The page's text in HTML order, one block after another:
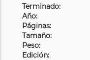
Terminado:
Año:
Páginas:
Tamaño:
Peso:
Edición: